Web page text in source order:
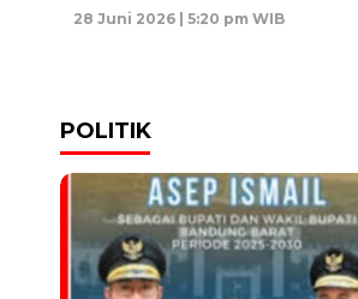
28 Juni 2026 | 5:20 pm WIB
POLITIK